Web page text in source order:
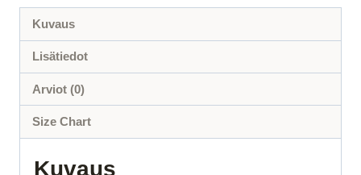
määrä
Kuvaus
Lisätiedot
Arviot (0)
Size Chart
Kuvaus